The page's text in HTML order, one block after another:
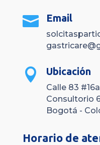
 Email
 Ubicación
Calle 83
Consultorio
Bogotá -
Horario de